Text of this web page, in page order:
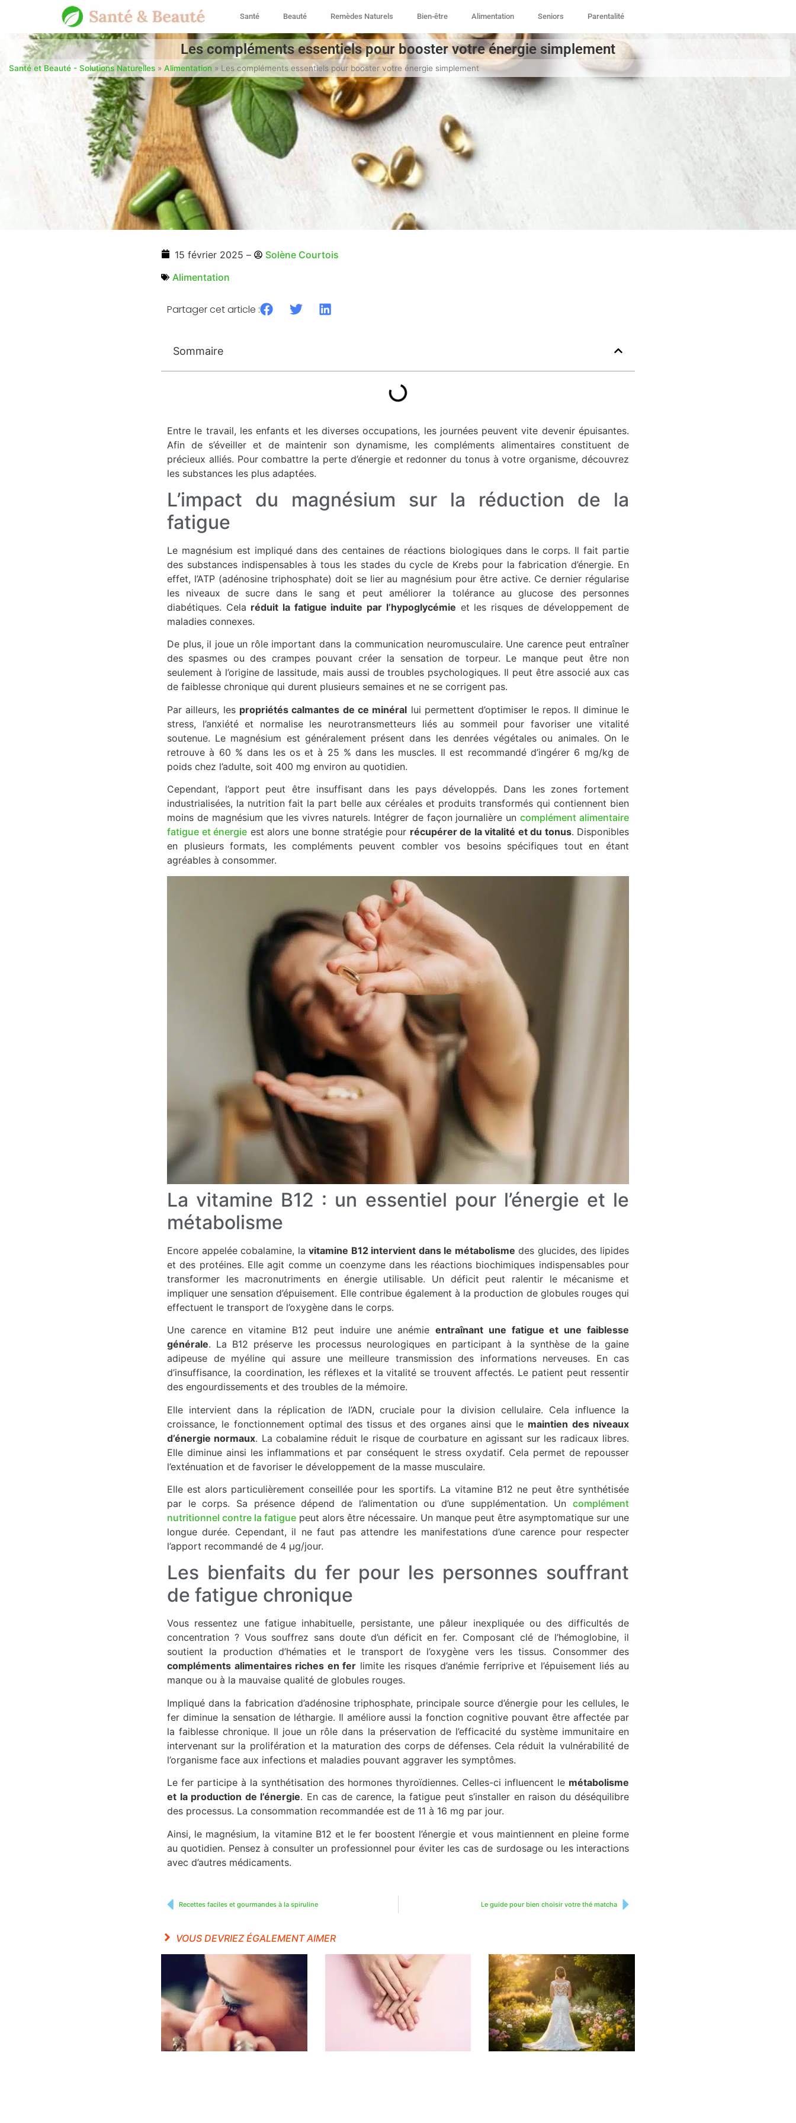
Santé Beauté Remèdes Naturels Bien-être Alimentation Seniors Parentalité
Les compléments essentiels pour booster votre énergie simplement
Santé et Beauté - Solutions Naturelles » Alimentation » Les compléments essentiels pour booster votre énergie simplement
15 février 2025 –
Solène Courtois
Alimentation
Partager cet article :
Sommaire
Entre le travail, les enfants et les diverses occupations, les journées peuvent vite devenir épuisantes.
Afin de s’éveiller et de maintenir son dynamisme, les compléments alimentaires constituent de
précieux alliés. Pour combattre la perte d’énergie et redonner du tonus à votre organisme, découvrez
les substances les plus adaptées.
L’impact du magnésium sur la réduction de la
fatigue
Le magnésium est impliqué dans des centaines de réactions biologiques dans le corps. Il fait partie
des substances indispensables à tous les stades du cycle de Krebs pour la fabrication d’énergie. En
effet, l’ATP (adénosine triphosphate) doit se lier au magnésium pour être active. Ce dernier régularise
les niveaux de sucre dans le sang et peut améliorer la tolérance au glucose des personnes
diabétiques. Cela réduit la fatigue induite par l’hypoglycémie et les risques de développement de
maladies connexes.
De plus, il joue un rôle important dans la communication neuromusculaire. Une carence peut entraîner
des spasmes ou des crampes pouvant créer la sensation de torpeur. Le manque peut être non
seulement à l’origine de lassitude, mais aussi de troubles psychologiques. Il peut être associé aux cas
de faiblesse chronique qui durent plusieurs semaines et ne se corrigent pas.
Par ailleurs, les propriétés calmantes de ce minéral lui permettent d’optimiser le repos. Il diminue le
stress, l’anxiété et normalise les neurotransmetteurs liés au sommeil pour favoriser une vitalité
soutenue. Le magnésium est généralement présent dans les denrées végétales ou animales. On le
retrouve à 60 % dans les os et à 25 % dans les muscles. Il est recommandé d’ingérer 6 mg/kg de
poids chez l’adulte, soit 400 mg environ au quotidien.
Cependant, l’apport peut être insuffisant dans les pays développés. Dans les zones fortement
industrialisées, la nutrition fait la part belle aux céréales et produits transformés qui contiennent bien
moins de magnésium que les vivres naturels. Intégrer de façon journalière uncomplément alimentaire
fatigue et énergie est alors une bonne stratégie pour récupérer de la vitalité et du tonus. Disponibles
en plusieurs formats, les compléments peuvent combler vos besoins spécifiques tout en étant
agréables à consommer.
La vitamine B12 : un essentiel pour l’énergie et le
métabolisme
Encore appelée cobalamine, lavitamine B12 intervient dans le métabolisme des glucides, des lipides
et des protéines. Elle agit comme un coenzyme dans les réactions biochimiques indispensables pour
transformer les macronutriments en énergie utilisable. Un déficit peut ralentir le mécanisme et
impliquer une sensation d’épuisement. Elle contribue également à la production de globules rouges qui
effectuent le transport de l’oxygène dans le corps.
Une carence en vitamine B12 peut induire une anémieentraînant une fatigue et une faiblesse
générale. La B12 préserve les processus neurologiques en participant à la synthèse de la gaine
adipeuse de myéline qui assure une meilleure transmission des informations nerveuses. En cas
d’insuffisance, la coordination, les réflexes et la vitalité se trouvent affectés. Le patient peut ressentir
des engourdissements et des troubles de la mémoire.
Elle intervient dans la réplication de l’ADN, cruciale pour la division cellulaire. Cela influence la
croissance, le fonctionnement optimal des tissus et des organes ainsi que le maintien des niveaux
d’énergie normaux. La cobalamine réduit le risque de courbature en agissant sur les radicaux libres.
Elle diminue ainsi les inflammations et par conséquent le stress oxydatif. Cela permet de repousser
l’exténuation et de favoriser le développement de la masse musculaire.
Elle est alors particulièrement conseillée pour les sportifs. La vitamine B12 ne peut être synthétisée
par le corps. Sa présence dépend de l’alimentation ou d’une supplémentation. Un complément
nutritionnel contre la fatigue peut alors être nécessaire. Un manque peut être asymptomatique sur une
longue durée. Cependant, il ne faut pas attendre les manifestations d’une carence pour respecter
l’apport recommandé de 4 µg/jour.
Les bienfaits du fer pour les personnes souffrant
de fatigue chronique
Vous ressentez une fatigue inhabituelle, persistante, une pâleur inexpliquée ou des difficultés de
concentration ? Vous souffrez sans doute d’un déficit en fer. Composant clé de l’hémoglobine, il
soutient la production d’hématies et le transport de l’oxygène vers les tissus. Consommer des
compléments alimentaires riches en fer limite les risques d’anémie ferriprive et l’épuisement liés au
manque ou à la mauvaise qualité de globules rouges.
Impliqué dans la fabrication d’adénosine triphosphate, principale source d’énergie pour les cellules, le
fer diminue la sensation de léthargie. Il améliore aussi la fonction cognitive pouvant être affectée par
la faiblesse chronique. Il joue un rôle dans la préservation de l’efficacité du système immunitaire en
intervenant sur la prolifération et la maturation des corps de défenses. Cela réduit la vulnérabilité de
l’organisme face aux infections et maladies pouvant aggraver les symptômes.
Le fer participe à la synthétisation des hormones thyroïdiennes. Celles-ci influencent le métabolisme
et la production de l’énergie. En cas de carence, la fatigue peut s’installer en raison du déséquilibre
des processus. La consommation recommandée est de 11 à 16 mg par jour.
Ainsi, le magnésium, la vitamine B12 et le fer boostent l’énergie et vous maintiennent en pleine forme
au quotidien. Pensez à consulter un professionnel pour éviter les cas de surdosage ou les interactions
avec d’autres médicaments.
Recettes faciles et gourmandes à la spiruline Le guide pour bien choisir votre thé matcha
VOUS DEVRIEZ ÉGALEMENT AIMER